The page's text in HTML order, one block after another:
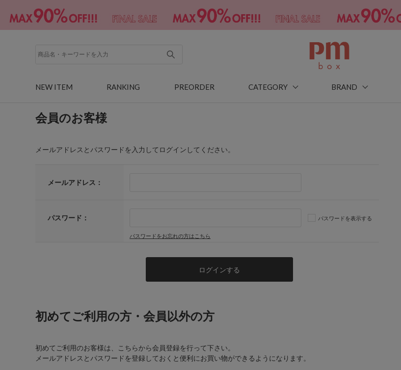
NEW ITEM RANKING PREORDER CATEGORY BRAND
会員のお客様
メールアドレスとパスワードを入力してログインしてください。
メールアドレス：
パスワード： パスワードを表示する
パスワードをお忘れの方はこちら
初めてご利用の方・会員以外の方
初めてご利用のお客様は、こちらから会員登録を行って下さい。
メールアドレスとパスワードを登録しておくと便利にお買い物ができるようになります。